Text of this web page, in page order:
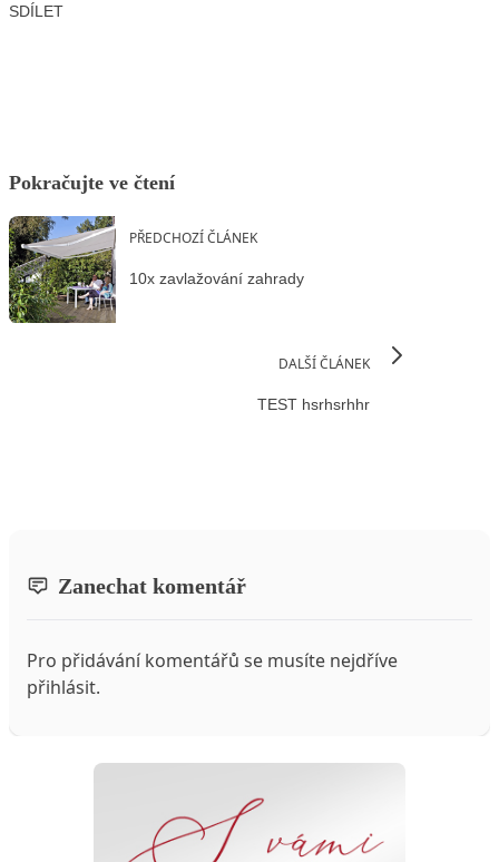
SDÍLET
Pokračujte ve čtení
PŘEDCHOZÍ ČLÁNEK
10x zavlažování zahrady
DALŠÍ ČLÁNEK
TEST hsrhsrhhr
Zanechat komentář
Pro přidávání komentářů se musíte nejdříve
přihlásit.